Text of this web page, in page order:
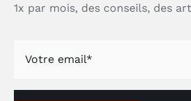
1x par mois, des conseils, des